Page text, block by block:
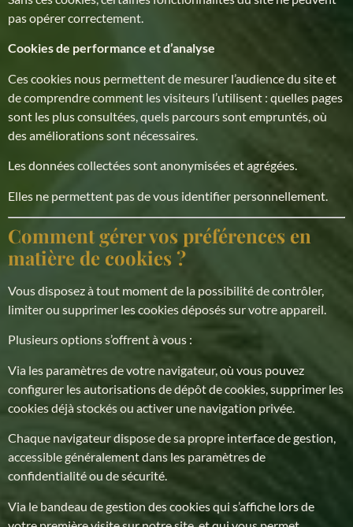
pas opérer correctement.
Cookies de performance et d’analyse
Ces cookies nous permettent de mesurer l’audience du site et
de comprendre comment les visiteurs l’utilisent : quelles pages
sont les plus consultées, quels parcours sont empruntés, où
des améliorations sont nécessaires.
Les données collectées sont anonymisées et agrégées.
Elles ne permettent pas de vous identifier personnellement.
Comment gérer vos préférences en
matière de cookies ?
Vous disposez à tout moment de la possibilité de contrôler,
limiter ou supprimer les cookies déposés sur votre appareil.
Plusieurs options s’offrent à vous :
Via les paramètres de votre navigateur, où vous pouvez
configurer les autorisations de dépôt de cookies, supprimer les
cookies déjà stockés ou activer une navigation privée.
Chaque navigateur dispose de sa propre interface de gestion,
accessible généralement dans les paramètres de
confidentialité ou de sécurité.
Via le bandeau de gestion des cookies qui s’affiche lors de